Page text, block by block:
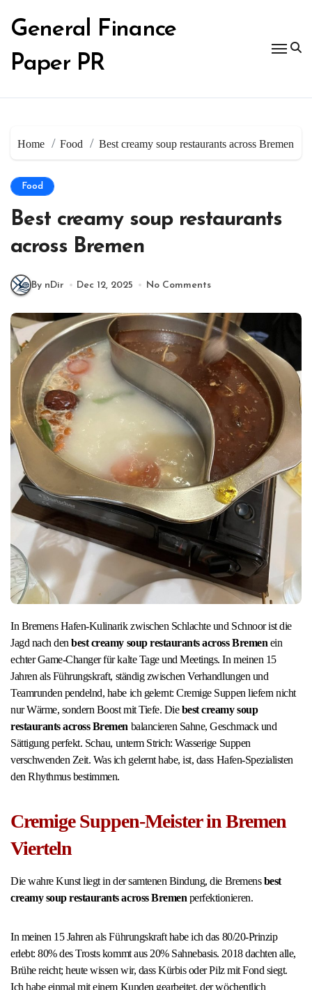
content
General Finance
Paper PR
Home Food Best creamy soup restaurants across Bremen
Food
Best creamy soup restaurants
across Bremen
By nDir Dec 12, 2025 No Comments
In Bremens Hafen-Kulinarik zwischen Schlachte und Schnoor ist die
Jagd nach denbest creamy soup restaurants across Bremen ein
echter Game-Changer für kalte Tage und Meetings. In meinen 15
Jahren als Führungskraft, ständig zwischen Verhandlungen und
Teamrunden pendelnd, habe ich gelernt: Cremige Suppen liefern nicht
nur Wärme, sondern Boost mit Tiefe. Diebest creamy soup
restaurants across Bremen balancieren Sahne, Geschmack und
Sättigung perfekt. Schau, unterm Strich: Wasserige Suppen
verschwenden Zeit. Was ich gelernt habe, ist, dass Hafen-Spezialisten
den Rhythmus bestimmen.
Cremige Suppen-Meister in Bremen
Vierteln
Die wahre Kunst liegt in der samtenen Bindung, die Bremensbest
creamy soup restaurants across Bremen perfektionieren.
In meinen 15 Jahren als Führungskraft habe ich das 80/20-Prinzip
erlebt: 80% des Trosts kommt aus 20% Sahnebasis. 2018 dachten alle,
Brühe reicht; heute wissen wir, dass Kürbis oder Pilz mit Fond siegt.
Ich habe einmal mit einem Kunden gearbeitet, der wöchentlich